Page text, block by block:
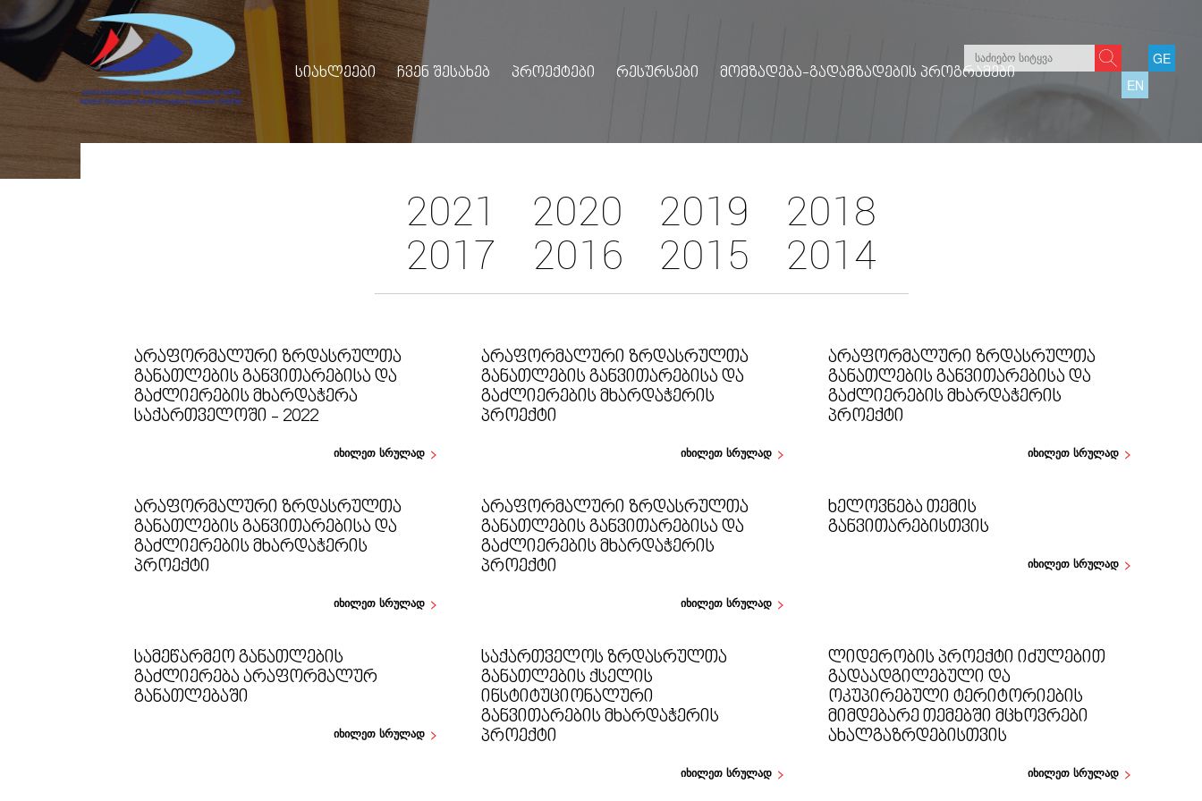
ᲡᲘᲐᲮᲚᲔᲔᲑᲘ ᲩᲕᲔᲜ ᲨᲔᲡᲐᲮᲔᲑ ᲞᲠᲝᲔᲥᲢᲔᲑᲘ ᲠᲔᲡᲣᲠᲡᲔᲑᲘ ᲛᲝᲛᲖᲐᲓᲔᲑᲐ-ᲒᲐᲓᲐᲛᲖᲐᲓᲔᲑᲘᲡ ᲞᲠᲝᲒᲠᲐᲛᲔᲑᲘ
EN
GE
2021 2020 2019
2018
2017
2016 2015 2014
ᲐᲠᲐᲤᲝᲠᲛᲐᲚᲣᲠᲘ ᲖᲠᲓᲐᲡᲠᲣᲚᲗᲐ
ᲒᲐᲜᲐᲗᲚᲔᲑᲘᲡ ᲒᲐᲜᲕᲘᲗᲐᲠᲔᲑᲘᲡᲐ ᲓᲐ
ᲒᲐᲫᲚᲘᲔᲠᲔᲑᲘᲡ ᲛᲮᲐᲠᲓᲐᲭᲔᲠᲐ
ᲡᲐᲥᲐᲠᲗᲕᲔᲚᲝᲨᲘ - 2022
იხილეთ სრულად
ᲐᲠᲐᲤᲝᲠᲛᲐᲚᲣᲠᲘ ᲖᲠᲓᲐᲡᲠᲣᲚᲗᲐ
ᲒᲐᲜᲐᲗᲚᲔᲑᲘᲡ ᲒᲐᲜᲕᲘᲗᲐᲠᲔᲑᲘᲡᲐ ᲓᲐ
ᲒᲐᲫᲚᲘᲔᲠᲔᲑᲘᲡ ᲛᲮᲐᲠᲓᲐᲭᲔᲠᲘᲡ
ᲞᲠᲝᲔᲥᲢᲘ
იხილეთ სრულად
ᲐᲠᲐᲤᲝᲠᲛᲐᲚᲣᲠᲘ ᲖᲠᲓᲐᲡᲠᲣᲚᲗᲐ
ᲒᲐᲜᲐᲗᲚᲔᲑᲘᲡ ᲒᲐᲜᲕᲘᲗᲐᲠᲔᲑᲘᲡᲐ ᲓᲐ
ᲒᲐᲫᲚᲘᲔᲠᲔᲑᲘᲡ ᲛᲮᲐᲠᲓᲐᲭᲔᲠᲘᲡ
ᲞᲠᲝᲔᲥᲢᲘ
იხილეთ სრულად
ᲐᲠᲐᲤᲝᲠᲛᲐᲚᲣᲠᲘ ᲖᲠᲓᲐᲡᲠᲣᲚᲗᲐ
ᲒᲐᲜᲐᲗᲚᲔᲑᲘᲡ ᲒᲐᲜᲕᲘᲗᲐᲠᲔᲑᲘᲡᲐ ᲓᲐ
ᲒᲐᲫᲚᲘᲔᲠᲔᲑᲘᲡ ᲛᲮᲐᲠᲓᲐᲭᲔᲠᲘᲡ
ᲞᲠᲝᲔᲥᲢᲘ
იხილეთ სრულად
ᲐᲠᲐᲤᲝᲠᲛᲐᲚᲣᲠᲘ ᲖᲠᲓᲐᲡᲠᲣᲚᲗᲐ
ᲒᲐᲜᲐᲗᲚᲔᲑᲘᲡ ᲒᲐᲜᲕᲘᲗᲐᲠᲔᲑᲘᲡᲐ ᲓᲐ
ᲒᲐᲫᲚᲘᲔᲠᲔᲑᲘᲡ ᲛᲮᲐᲠᲓᲐᲭᲔᲠᲘᲡ
ᲞᲠᲝᲔᲥᲢᲘ
იხილეთ სრულად
ᲮᲔᲚᲝᲕᲜᲔᲑᲐ ᲗᲔᲛᲘᲡ
ᲒᲐᲜᲕᲘᲗᲐᲠᲔᲑᲘᲡᲗᲕᲘᲡ
იხილეთ სრულად
ᲡᲐᲛᲔᲬᲐᲠᲛᲔᲝ ᲒᲐᲜᲐᲗᲚᲔᲑᲘᲡ
ᲒᲐᲫᲚᲘᲔᲠᲔᲑᲐ ᲐᲠᲐᲤᲝᲠᲛᲐᲚᲣᲠ
ᲒᲐᲜᲐᲗᲚᲔᲑᲐᲨᲘ
იხილეთ სრულად
ᲡᲐᲥᲐᲠᲗᲕᲔᲚᲝᲡ ᲖᲠᲓᲐᲡᲠᲣᲚᲗᲐ
ᲒᲐᲜᲐᲗᲚᲔᲑᲘᲡ ᲥᲡᲔᲚᲘᲡ
ᲘᲜᲡᲢᲘᲢᲣᲪᲘᲝᲜᲐᲚᲣᲠᲘ
ᲒᲐᲜᲕᲘᲗᲐᲠᲔᲑᲘᲡ ᲛᲮᲐᲠᲓᲐᲭᲔᲠᲘᲡ
ᲞᲠᲝᲔᲥᲢᲘ
იხილეთ სრულად
ᲚᲘᲓᲔᲠᲝᲑᲘᲡ ᲞᲠᲝᲔᲥᲢᲘ ᲘᲫᲣᲚᲔᲑᲘᲗ
ᲒᲐᲓᲐᲐᲓᲒᲘᲚᲔᲑᲣᲚᲘ ᲓᲐ
ᲝᲙᲣᲞᲘᲠᲔᲑᲣᲚᲘ ᲢᲔᲠᲘᲢᲝᲠᲘᲔᲑᲘᲡ
ᲛᲘᲛᲓᲔᲑᲐᲠᲔ ᲗᲔᲛᲔᲑᲨᲘ ᲛᲪᲮᲝᲕᲠᲔᲑᲘ
ᲐᲮᲐᲚᲒᲐᲖᲠᲓᲔᲑᲘᲡᲗᲕᲘᲡ
იხილეთ სრულად